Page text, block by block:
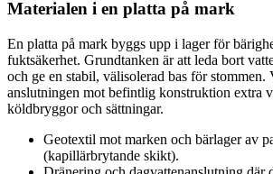
Materialen i en platta på mark
En platta på mark byggs upp i lager för
fuktsäkerhet. Grundtanken är att leda bort
och ge en stabil, välisolerad bas för
anslutningen mot befintlig konstruktion extra
köldbryggor och sättningar.
Geotextil mot marken och bärlager av
(kapillärbrytande skikt).